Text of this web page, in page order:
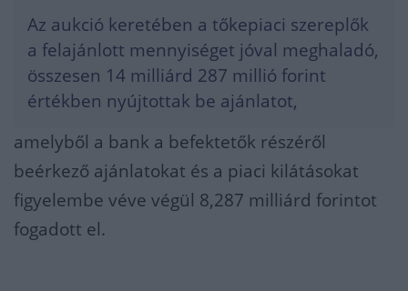
Az aukció keretében a tőkepiaci szereplők
a felajánlott mennyiséget jóval meghaladó,
összesen 14 milliárd 287 millió forint
értékben nyújtottak be ajánlatot,
amelyből a bank a befektetők részéről
beérkező ajánlatokat és a piaci kilátásokat
figyelembe véve végül 8,287 milliárd forintot
fogadott el.